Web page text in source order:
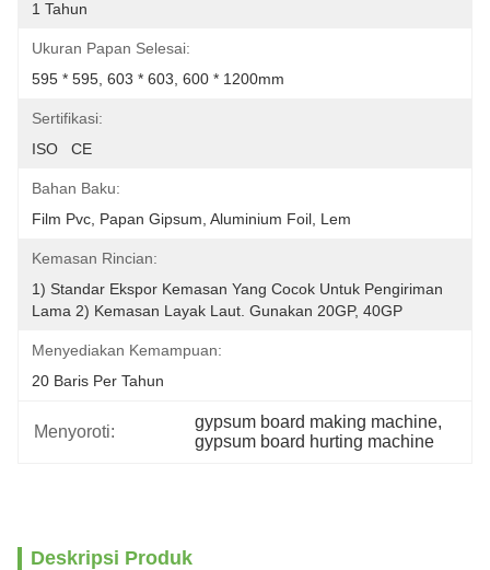
1 Tahun
Ukuran Papan Selesai:
595 * 595, 603 * 603, 600 * 1200mm
Sertifikasi:
ISO   CE
Bahan Baku:
Film Pvc, Papan Gipsum, Aluminium Foil, Lem
Kemasan Rincian:
1) Standar Ekspor Kemasan Yang Cocok Untuk Pengiriman
Lama 2) Kemasan Layak Laut. Gunakan 20GP, 40GP
Menyediakan Kemampuan:
20 Baris Per Tahun
Menyoroti:
gypsum board making machine,
gypsum board hurting machine
Deskripsi Produk